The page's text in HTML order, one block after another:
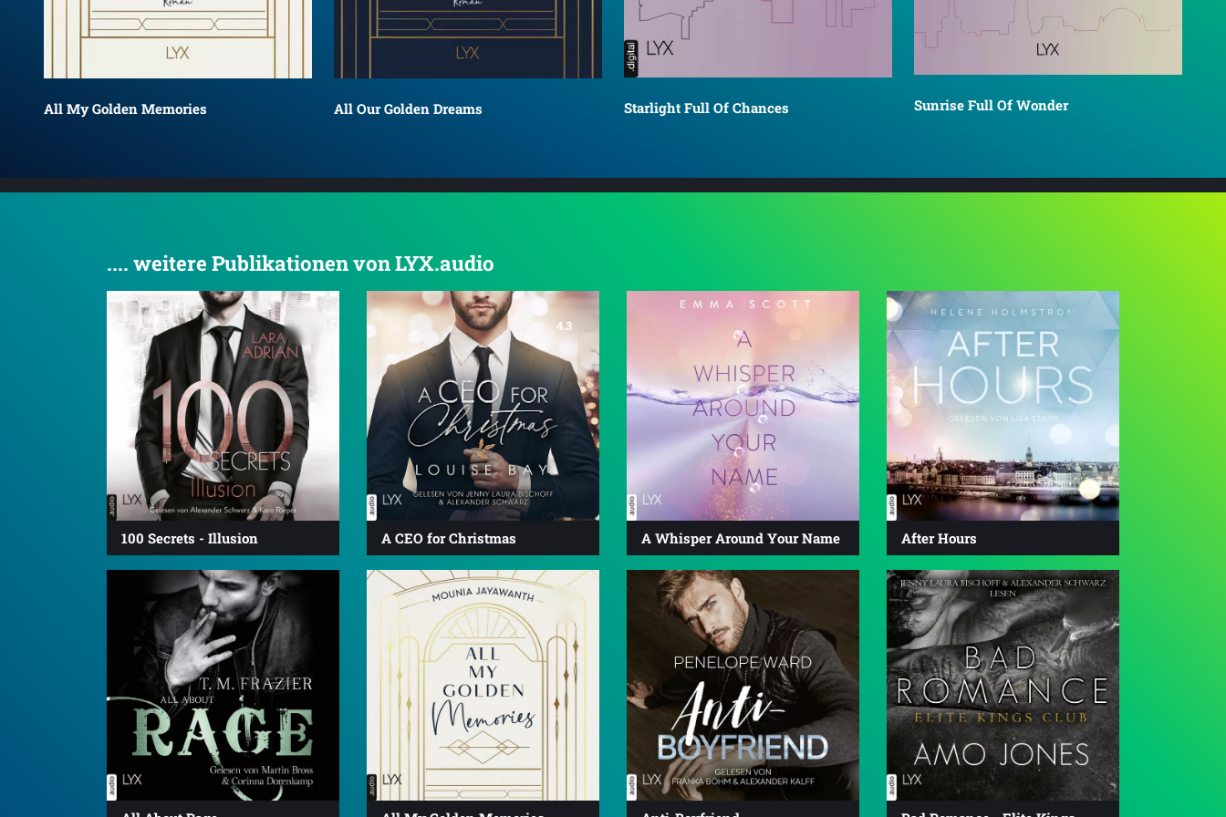
All My Golden Memories All Our Golden Dreams Starlight Full Of Chances Sunrise Full Of Wonder
.... weitere Publikationen von LYX.audio
100 Secrets - Illusion
4.3
A CEO for Christmas A Whisper Around Your Name After Hours